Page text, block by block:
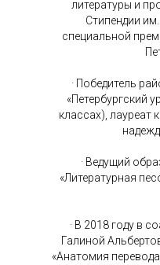
литературы и
Стипендии
специальной
· Победитель
«Петербургский
классах), лауреат
· Ведущий
«Литературная
· В 2018 году в
Галиной
«Анатомия